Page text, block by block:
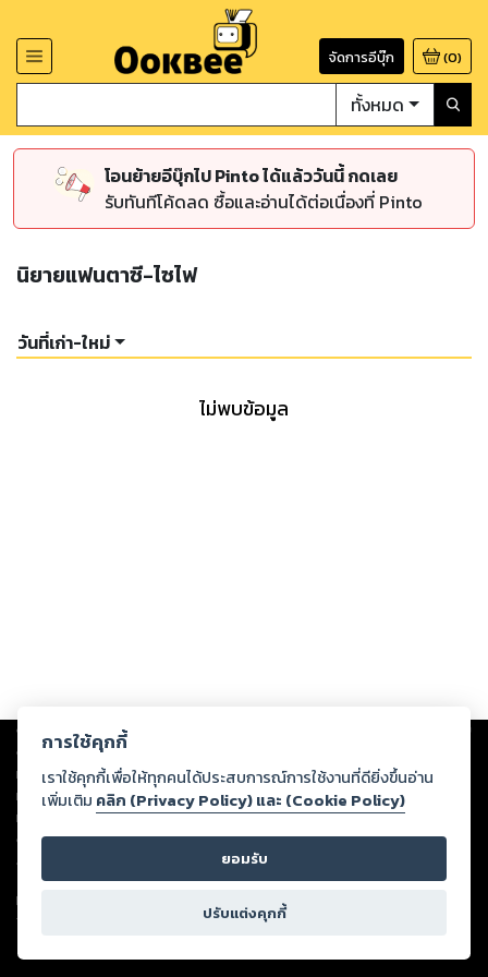
จัดการอีบุ๊ก (0)
ทั้งหมด
โอนย้ายอีบุ๊กไป Pinto ได้แล้ววันนี้ กดเลย
รับทันทีโค้ดลด ซื้อและอ่านได้ต่อเนื่องที่ Pinto
นิยายแฟนตาซี-ไซไฟ
วันที่เก่า-ใหม่
ไม่พบข้อมูล
Copyright © 2026
ต่อผลงานหรือเนื้อหาใดที่อัปโหลดผ่านเว็บไซต์และปรากฏว่าละเมิดสิทธิใน
ทรัพย์สินทางปัญญาของบุคคลอื่นหรือขัดต่อกฎหมายและศีลธรรม ดังนั้น ผู้อ่าน
ทุกท่านโปรดใช้วิจารณญาณในการกลั่นกรองด้วยตนเอง และหากท่านพบว่าส่วน
หนึ่งส่วนใดขัดต่อกฎหมายและศีลธรรม กรุณาแจ้งมายังบริษัท เพื่อทีมงานจะได้
ดำเนินการในทันที ทั้งนี้ ทางสตอรี่ล็อกขอสงวนลิขสิทธิ์ตามพระราชบัญญัติ
ลิขสิทธิ์ พ.ศ. 2537 (ฉบับล่าสุด)
For support: member@ookbee.com
Version
การใช้คุกกี้
เราใช้คุกกี้เพื่อให้ทุกคนได้ประสบการณ์การใช้งานที่ดียิ่งขึ้นอ่าน
เพิ่มเติม คลิก (Privacy Policy) และ (Cookie Policy)
ยอมรับ
ปรับแต่งคุกกี้